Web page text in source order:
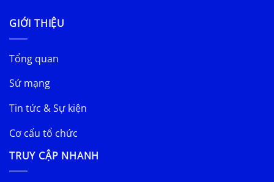
GIỚI THIỆU
Tổng quan
Sứ mạng
Tin tức & Sự kiện
Cơ cấu tổ chức
TRUY CẬP NHANH